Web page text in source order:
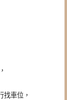
找車位，